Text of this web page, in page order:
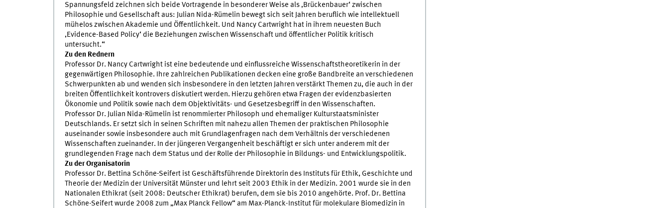
Spannungsfeld zeichnen sich beide Vortragende in besonderer Weise als ‚Brückenbauer‘ zwischen
Philosophie und Gesellschaft aus: Julian Nida-Rümelin bewegt sich seit Jahren beruflich wie intellektuell
mühelos zwischen Akademie und Öffentlichkeit. Und Nancy Cartwright hat in ihrem neuesten Buch
‚Evidence-Based Policy‘ die Beziehungen zwischen Wissenschaft und öffentlicher Politik kritisch
untersucht.“
Zu den Rednern
Professor Dr. Nancy Cartwright ist eine bedeutende und einflussreiche Wissenschaftstheoretikerin in der
gegenwärtigen Philosophie. Ihre zahlreichen Publikationen decken eine große Bandbreite an verschiedenen
Schwerpunkten ab und wenden sich insbesondere in den letzten Jahren verstärkt Themen zu, die auch in der
breiten Öffentlichkeit kontrovers diskutiert werden. Hierzu gehören etwa Fragen der evidenzbasierten
Ökonomie und Politik sowie nach dem Objektivitäts- und Gesetzesbegriff in den Wissenschaften.
Professor Dr. Julian Nida-Rümelin ist renommierter Philosoph und ehemaliger Kulturstaatsminister
Deutschlands. Er setzt sich in seinen Schriften mit nahezu allen Themen der praktischen Philosophie
auseinander sowie insbesondere auch mit Grundlagenfragen nach dem Verhältnis der verschiedenen
Wissenschaften zueinander. In der jüngeren Vergangenheit beschäftigt er sich unter anderem mit der
grundlegenden Frage nach dem Status und der Rolle der Philosophie in Bildungs- und Entwicklungspolitik.
Zu der Organisatorin
Professor Dr. Bettina Schöne-Seifert ist Geschäftsführende Direktorin des Instituts für Ethik, Geschichte und
Theorie der Medizin der Universität Münster und lehrt seit 2003 Ethik in der Medizin. 2001 wurde sie in den
Nationalen Ethikrat (seit 2008: Deutscher Ethikrat) berufen, dem sie bis 2010 angehörte. Prof. Dr. Bettina
Schöne-Seifert wurde 2008 zum „Max Planck Fellow“ am Max-Planck-Institut für molekulare Biomedizin in